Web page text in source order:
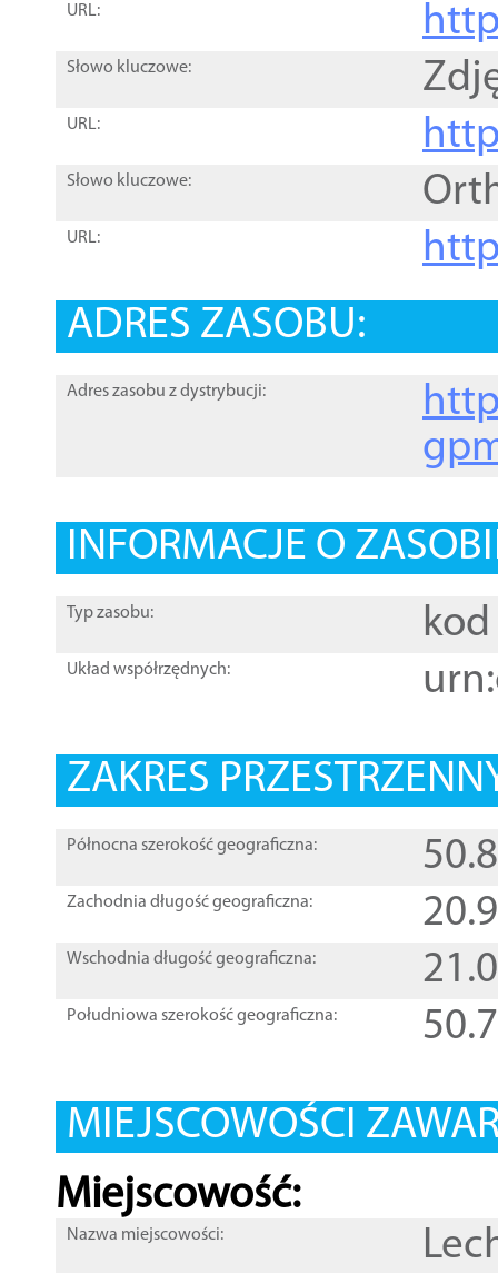
URL:
Słowo kluczowe:
URL:
Słowo kluczowe:
URL:
ADRES ZASOBU:
Adres zasobu z dystrybucji:
INFORMACJE O
Typ zasobu: kod
Układ współrzędnych:
ZAKRES
Północna szerokość geograficzna:
Zachodnia długość geograficzna:
Wschodnia długość geograficzna:
Południowa szerokość geograficzna:
MIEJSCOWOŚCI
Miejscowość:
Nazwa miejscowości: